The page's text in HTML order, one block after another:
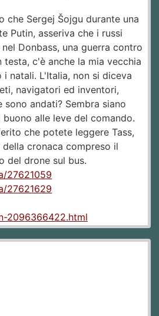
che Sergej Šojgu durante una
Putin, asseriva che i russi
Donbass, una guerra contro
testa, c'è anche la mia vecchia
i natali. L'Italia, non si diceva
navigatori ed inventori,
andati? Sembra siano
alle leve del comando.
che potete leggere Tass,
cronaca compreso il
del drone sul bus.
27621059
27621629
2096366422.html